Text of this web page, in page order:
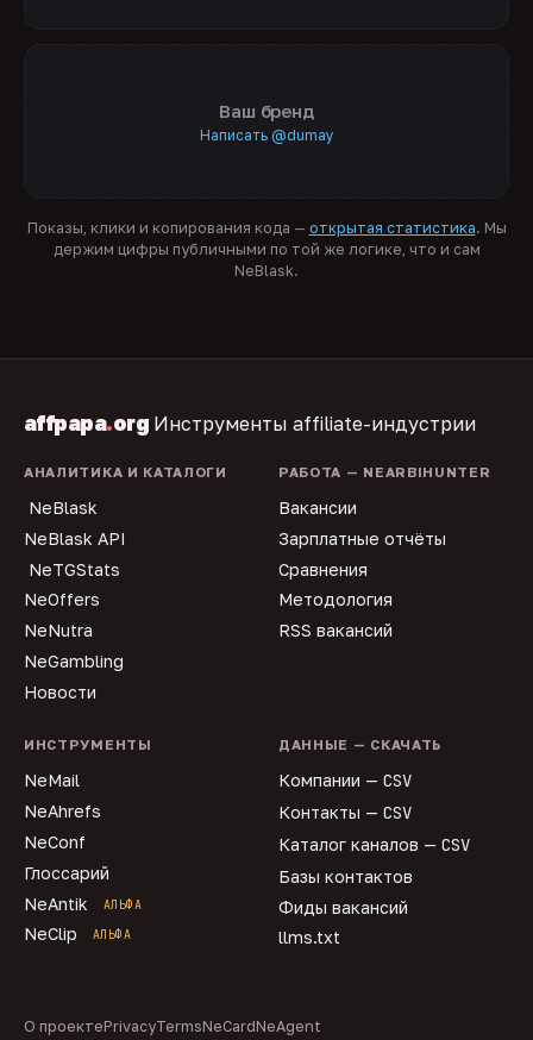
Ваш бренд
Написать @dumay
Показы, клики и копирования кода — открытая статистика. Мы
держим цифры публичными по той же логике, что и сам
NeBlask.
affpapa.org Инструменты affiliate-индустрии
АНАЛИТИКА И КАТАЛОГИ
NeBlask
NeBlask API
NeTGStats
NeOffers
NeNutra
NeGambling
Новости
РАБОТА — NEARBIHUNTER
Вакансии
Зарплатные отчёты
Сравнения
Методология
RSS вакансий
ИНСТРУМЕНТЫ
NeMail
NeAhrefs
NeConf
Глоссарий
NeAntik
АЛЬФА
NeClip АЛЬФА
ДАННЫЕ — СКАЧАТЬ
Компании — CSV
Контакты — CSV
Каталог каналов — CSV
Базы контактов
Фиды вакансий
llms.txt
О проектеPrivacyTermsNeCardNeAgent